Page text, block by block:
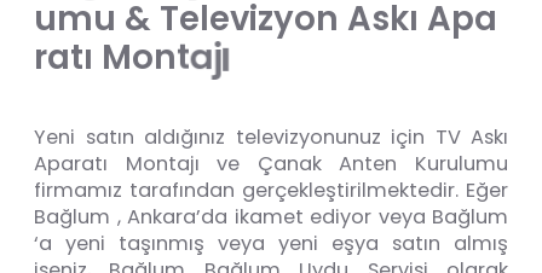
umu & Televizyon Askı Apa
ratı Montajı
Yeni satın aldığınız televizyonunuz için TV Askı
Aparatı Montajı ve Çanak Anten Kurulumu
firmamız tarafından gerçekleştirilmektedir. Eğer
Bağlum , Ankara’da ikamet ediyor veya Bağlum
‘a yeni taşınmış veya yeni eşya satın almış